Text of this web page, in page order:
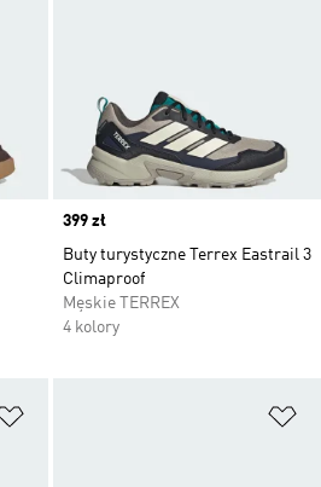
Price
399 zł
Buty turystyczne Terrex Eastrail 3
Climaproof
Męskie TERREX
4 kolory